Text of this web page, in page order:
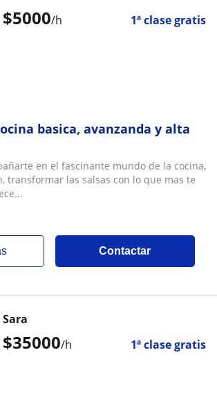
$5000/h 1ª clase gratis
basica, avanzanda y alta
en el fascinante mundo de la cocina,
transformar las salsas con lo que mas te
Contactar
$35000/h 1ª clase gratis
Sara